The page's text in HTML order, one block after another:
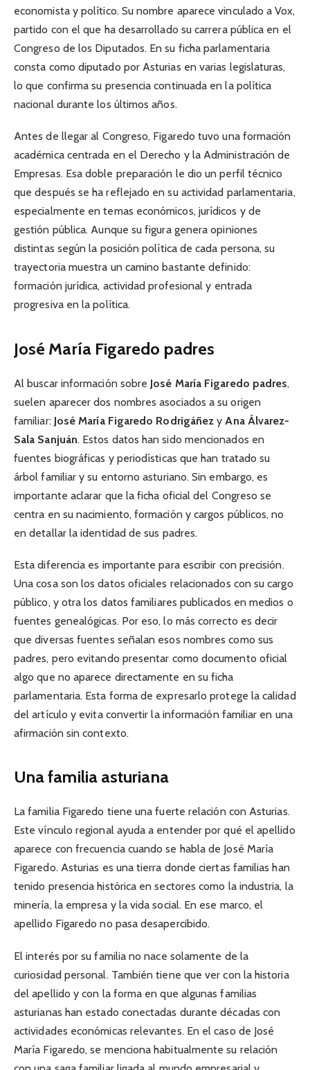
economista y político. Su nombre aparece vinculado a Vox,
partido con el que ha desarrollado su carrera pública en el
Congreso de los Diputados. En su ficha parlamentaria
consta como diputado por Asturias en varias legislaturas,
lo que confirma su presencia continuada en la política
nacional durante los últimos años.
Antes de llegar al Congreso, Figaredo tuvo una formación
académica centrada en el Derecho y la Administración de
Empresas. Esa doble preparación le dio un perfil técnico
que después se ha reflejado en su actividad parlamentaria,
especialmente en temas económicos, jurídicos y de
gestión pública. Aunque su figura genera opiniones
distintas según la posición política de cada persona, su
trayectoria muestra un camino bastante definido:
formación jurídica, actividad profesional y entrada
progresiva en la política.
José María Figaredo padres
Al buscar información sobre José María Figaredo padres,
suelen aparecer dos nombres asociados a su origen
familiar: José María Figaredo Rodrigáñez y Ana Álvarez-
Sala Sanjuán. Estos datos han sido mencionados en
fuentes biográficas y periodísticas que han tratado su
árbol familiar y su entorno asturiano. Sin embargo, es
importante aclarar que la ficha oficial del Congreso se
centra en su nacimiento, formación y cargos públicos, no
en detallar la identidad de sus padres.
Esta diferencia es importante para escribir con precisión.
Una cosa son los datos oficiales relacionados con su cargo
público, y otra los datos familiares publicados en medios o
fuentes genealógicas. Por eso, lo más correcto es decir
que diversas fuentes señalan esos nombres como sus
padres, pero evitando presentar como documento oficial
algo que no aparece directamente en su ficha
parlamentaria. Esta forma de expresarlo protege la calidad
del artículo y evita convertir la información familiar en una
afirmación sin contexto.
Una familia asturiana
La familia Figaredo tiene una fuerte relación con Asturias.
Este vínculo regional ayuda a entender por qué el apellido
aparece con frecuencia cuando se habla de José María
Figaredo. Asturias es una tierra donde ciertas familias han
tenido presencia histórica en sectores como la industria, la
minería, la empresa y la vida social. En ese marco, el
apellido Figaredo no pasa desapercibido.
El interés por su familia no nace solamente de la
curiosidad personal. También tiene que ver con la historia
del apellido y con la forma en que algunas familias
asturianas han estado conectadas durante décadas con
actividades económicas relevantes. En el caso de José
María Figaredo, se menciona habitualmente su relación